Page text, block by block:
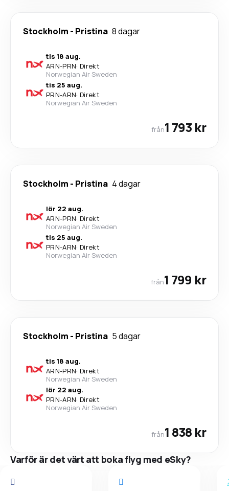
Stockholm - Pristina 8 dagar
tis 18 aug.
ARN-PRN· Direkt
Norwegian Air Sweden
tis 25 aug.
PRN-ARN· Direkt
Norwegian Air Sweden
från1 793 kr
Stockholm - Pristina 4 dagar
lör 22 aug.
ARN-PRN· Direkt
Norwegian Air Sweden
tis 25 aug.
PRN-ARN· Direkt
Norwegian Air Sweden
från1 799 kr
Stockholm - Pristina 5 dagar
tis 18 aug.
ARN-PRN· Direkt
Norwegian Air Sweden
lör 22 aug.
PRN-ARN· Direkt
Norwegian Air Sweden
från1 838 kr
Varför är det värt att boka flyg med eSky?